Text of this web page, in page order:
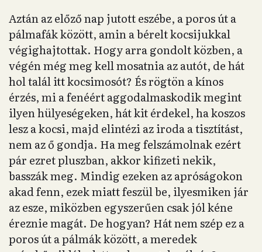
Aztán az előző nap jutott eszébe, a poros út a
pálmafák között, amin a bérelt kocsijukkal
végighajtottak. Hogy arra gondolt közben, a
végén még meg kell mosatnia az autót, de hát
hol talál itt kocsimosót? És rögtön a kínos
érzés, mi a fenéért aggodalmaskodik megint
ilyen hülyeségeken, hát kit érdekel, ha koszos
lesz a kocsi, majd elintézi az iroda a tisztítást,
nem az ő gondja. Ha meg felszámolnak ezért
pár ezret pluszban, akkor kifizeti nekik,
basszák meg. Mindig ezeken az apróságokon
akad fenn, ezek miatt feszül be, ilyesmiken jár
az esze, miközben egyszerűen csak jól kéne
éreznie magát. De hogyan? Hát nem szép ez a
poros út a pálmák között, a meredek